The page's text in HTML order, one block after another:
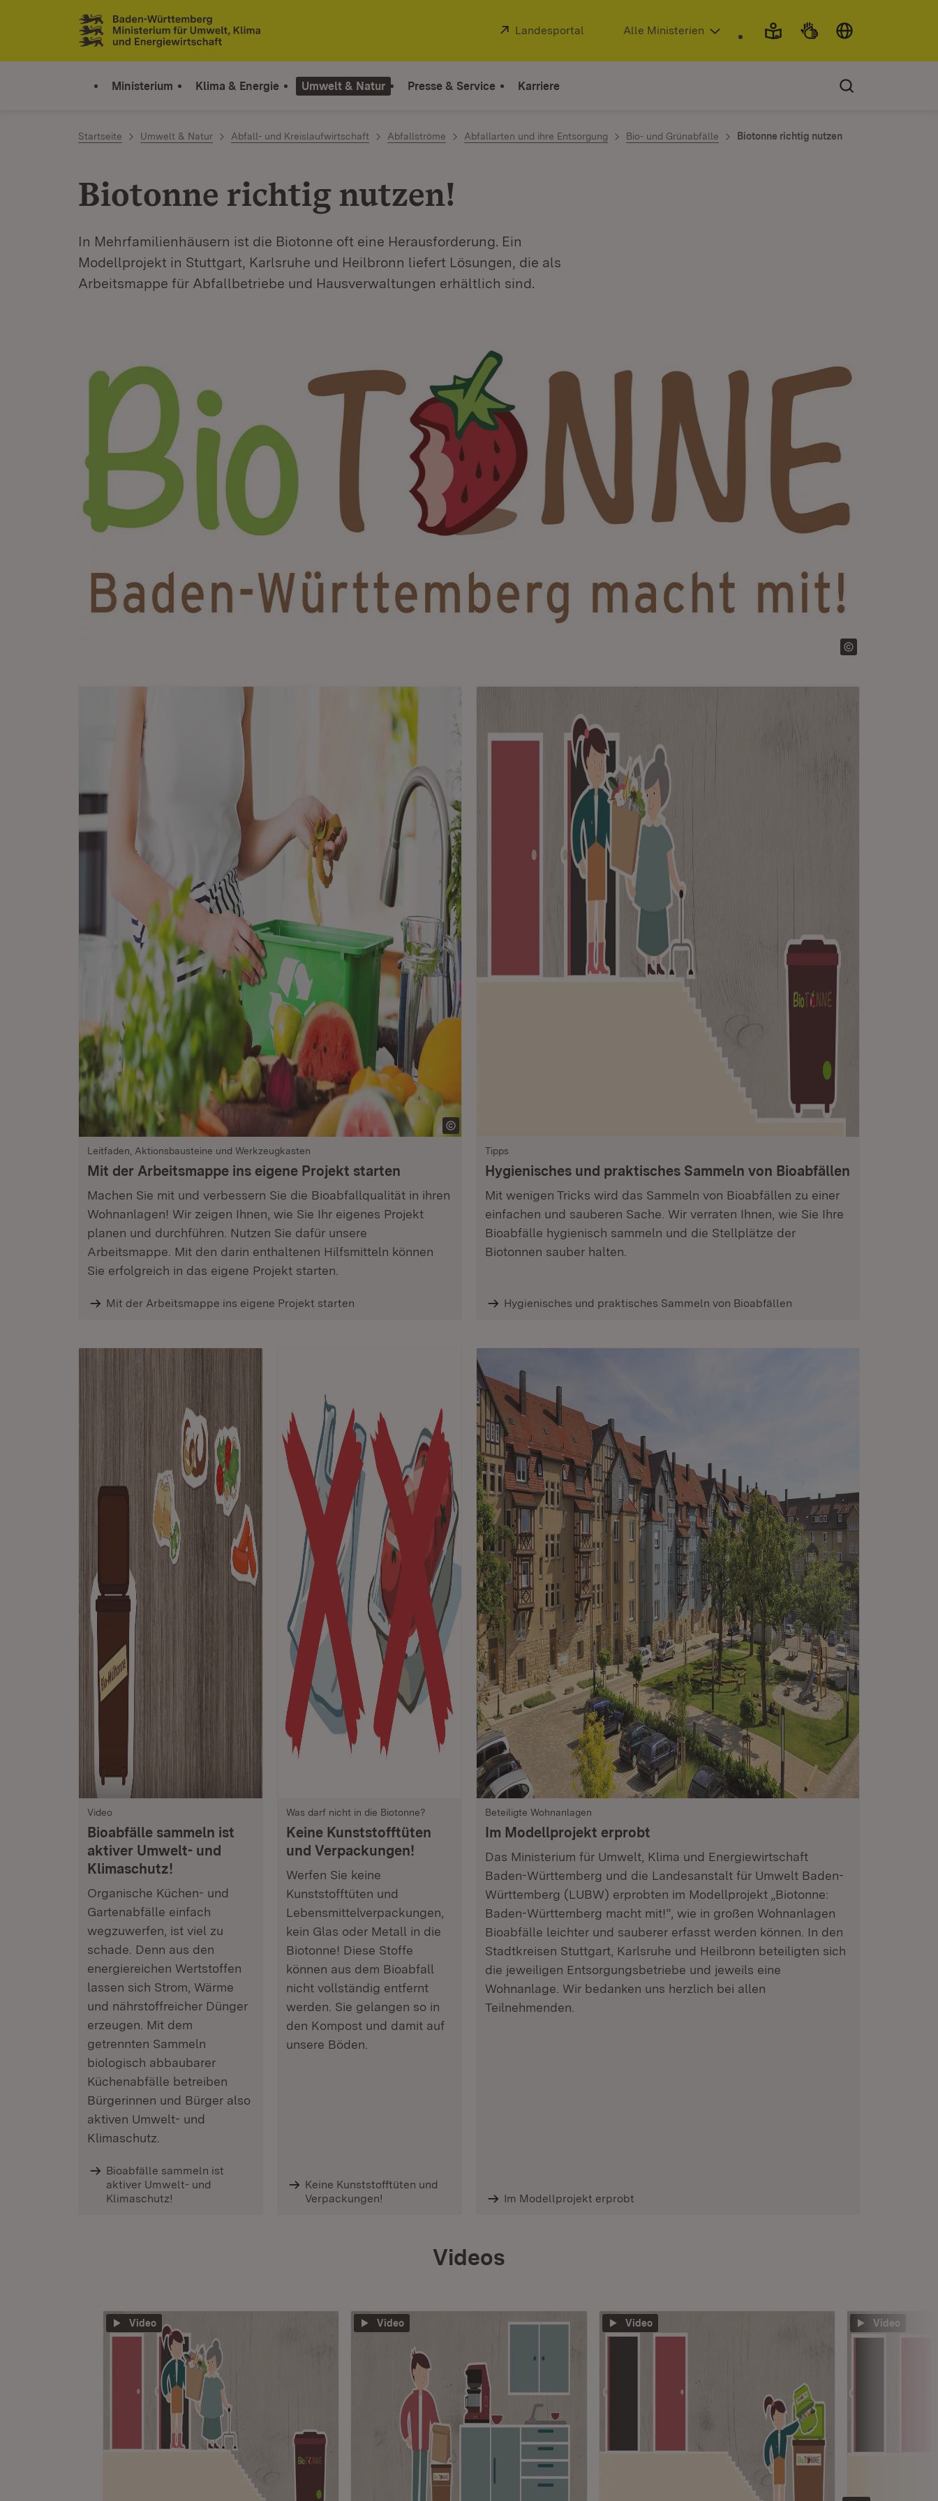
Zum Inhalt springen
Link zur Startseite
Extern:
Landesportal (Öffnet in neuem Fenster)
Alle Ministerien
Ministerium Klima & Energie Umwelt & Natur Presse & Service Karriere
Startseite Umwelt & Natur Abfall- und Kreislaufwirtschaft Abfallströme Abfallarten und ihre Entsorgung Bio- und Grünabfälle Biotonne richtig nutzen
Biotonne richtig nutzen!
In Mehrfamilienhäusern ist die Biotonne oft eine Herausforderung. Ein
Modellprojekt in Stuttgart, Karlsruhe und Heilbronn liefert Lösungen, die als
Arbeitsmappe für Abfallbetriebe und Hausverwaltungen erhältlich sind.
Leitfaden, Aktionsbausteine und Werkzeugkasten
Mit der Arbeitsmappe ins eigene Projekt starten
Machen Sie mit und verbessern Sie die Bioabfallqualität in ihren
Wohnanlagen! Wir zeigen Ihnen, wie Sie Ihr eigenes Projekt
planen und durchführen. Nutzen Sie dafür unsere
Arbeitsmappe. Mit den darin enthaltenen Hilfsmitteln können
Sie erfolgreich in das eigene Projekt starten.
Mit der Arbeitsmappe ins eigene Projekt starten
Tipps
Hygienisches und praktisches Sammeln von Bioabfällen
Mit wenigen Tricks wird das Sammeln von Bioabfällen zu einer
einfachen und sauberen Sache. Wir verraten Ihnen, wie Sie Ihre
Bioabfälle hygienisch sammeln und die Stellplätze der
Biotonnen sauber halten.
Hygienisches und praktisches Sammeln von Bioabfällen
Video
Bioabfälle sammeln ist
aktiver Umwelt- und
Klimaschutz!
Organische Küchen- und
Gartenabfälle einfach
wegzuwerfen, ist viel zu
schade. Denn aus den
energiereichen Wertstoffen
lassen sich Strom, Wärme
und nährstoffreicher Dünger
erzeugen. Mit dem
getrennten Sammeln
biologisch abbaubarer
Küchenabfälle betreiben
Bürgerinnen und Bürger also
aktiven Umwelt- und
Klimaschutz.
Bioabfälle sammeln ist
aktiver Umwelt- und
Klimaschutz!
Was darf nicht in die Biotonne?
Keine Kunststofftüten
und Verpackungen!
Werfen Sie keine
Kunststofftüten und
Lebensmittelverpackungen,
kein Glas oder Metall in die
Biotonne! Diese Stoffe
können aus dem Bioabfall
nicht vollständig entfernt
werden. Sie gelangen so in
den Kompost und damit auf
unsere Böden.
Keine Kunststofftüten und
Verpackungen!
Beteiligte Wohnanlagen
Im Modellprojekt erprobt
Das Ministerium für Umwelt, Klima und Energiewirtschaft
Baden-Württemberg und die Landesanstalt für Umwelt Baden-
Württemberg (LUBW) erprobten im Modellprojekt „Biotonne:
Baden-Württemberg macht mit!”, wie in großen Wohnanlagen
Bioabfälle leichter und sauberer erfasst werden können. In den
Stadtkreisen Stuttgart, Karlsruhe und Heilbronn beteiligten sich
die jeweiligen Entsorgungsbetriebe und jeweils eine
Wohnanlage. Wir bedanken uns herzlich bei allen
Teilnehmenden.
Im Modellprojekt erprobt
Videos
Video Video Video Video